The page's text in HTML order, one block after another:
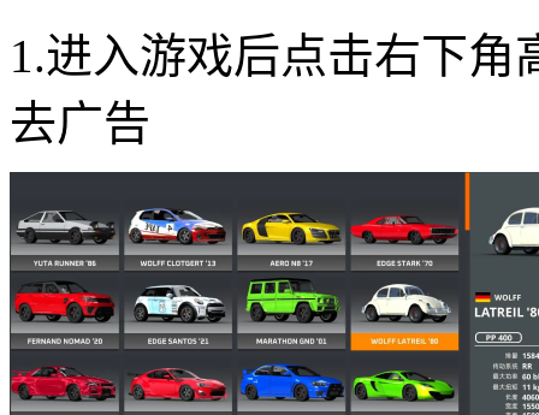
1.进入游戏后点击右下
去广告